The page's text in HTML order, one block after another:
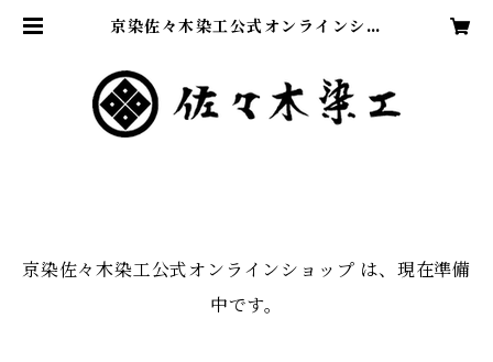
京染佐々木染工公式オンラインショ
京染佐々木染工公式オンラインショップ は、現在準備
中です。